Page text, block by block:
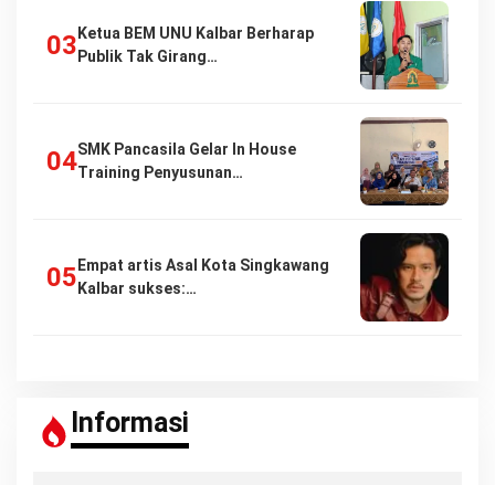
Ketua BEM UNU Kalbar Berharap
Publik Tak Girang…
SMK Pancasila Gelar In House
Training Penyusunan…
Empat artis Asal Kota Singkawang
Kalbar sukses:…
Informasi